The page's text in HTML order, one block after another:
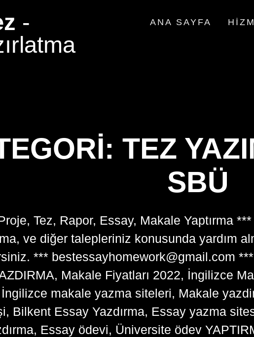
-
ANA SAYFA
TEZ
SBÜ
Tez, Rapor, Essay, Makale Yaptırma
ve diğer talepleriniz konusunda yardım
*** bestessayhomework@gmail.com
Makale Fiyatları 2022, İngilizce
İngilizce makale yazma siteleri, Makale
Bilkent Essay Yazdırma, Essay yazma
Essay ödevi, Üniversite ödev